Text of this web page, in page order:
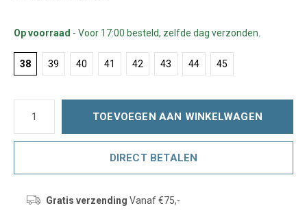
Op voorraad - Voor 17:00 besteld, zelfde dag verzonden.
38 39 40 41 42 43 44 45
TOEVOEGEN AAN WINKELWAGEN
DIRECT BETALEN
Gratis verzending Vanaf €75,-